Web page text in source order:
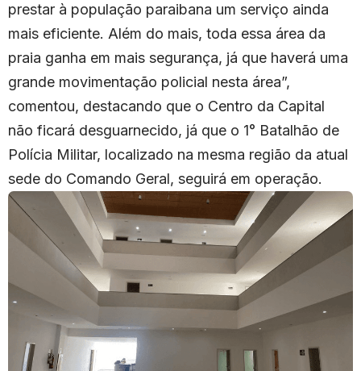
prestar à população paraibana um serviço ainda
mais eficiente. Além do mais, toda essa área da
praia ganha em mais segurança, já que haverá uma
grande movimentação policial nesta área”,
comentou, destacando que o Centro da Capital
não ficará desguarnecido, já que o 1° Batalhão de
Polícia Militar, localizado na mesma região da atual
sede do Comando Geral, seguirá em operação.